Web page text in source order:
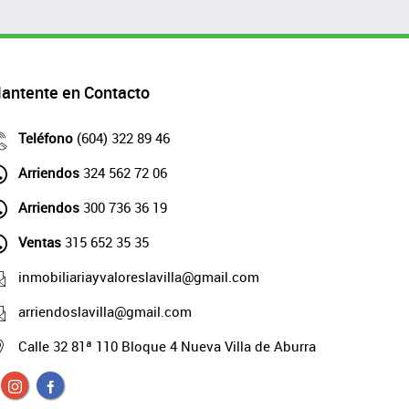
en Contacto
Teléfono (604) 322 89 46
Arriendos 324 562 72 06
Arriendos 300 736 36 19
Ventas 315 652 35 35
inmobiliariayvaloreslavilla@gmail.com
arriendoslavilla@gmail.com
Calle 32 81ª 110 Bloque 4 Nueva Villa de Aburra